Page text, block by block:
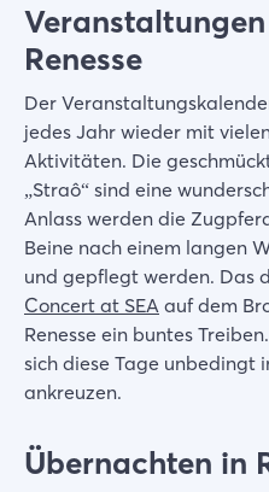
Renesse
Der
jedes Jahr wieder mit
Aktivitäten. Die
„Straô“ sind eine
Anlass werden die
Beine nach einem langen
und gepflegt werden. Das
Concert at SEA auf dem
Renesse ein buntes
sich diese Tage unbedingt
ankreuzen.
Übernachten in